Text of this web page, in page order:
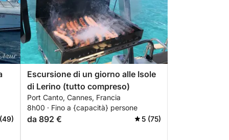
Escursione di un giorno alle Isole
di Lerino (tutto compreso)
Port Canto, Cannes, Francia
8h00 · Fino a {capacità} persone
da 892 € 5 (75)